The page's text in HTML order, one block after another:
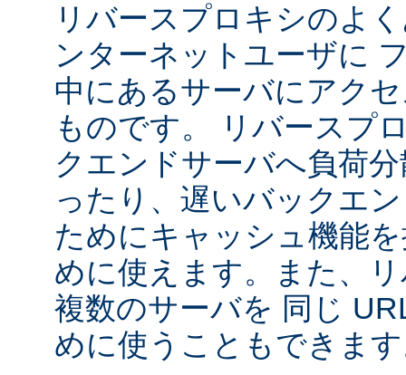
リバースプロキシのよ
ンターネットユーザに
中にあるサーバにアク
ものです。 リバースプ
クエンドサーバへ負荷
ったり、遅いバックエ
ためにキャッシュ機能
めに使えます。また、
複数のサーバを 同じ
めに使うこともできま